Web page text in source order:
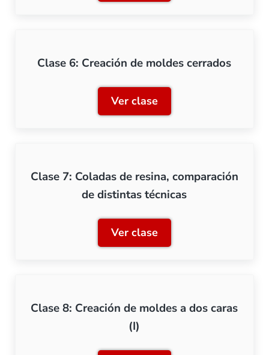
Clase 6: Creación de moldes cerrados
Ver claseClase 6: Creación de
Clase 7: Coladas de resina, comparación
de distintas técnicas
Ver claseClase 7: Coladas de
Clase 8: Creación de moldes a dos caras
(I)